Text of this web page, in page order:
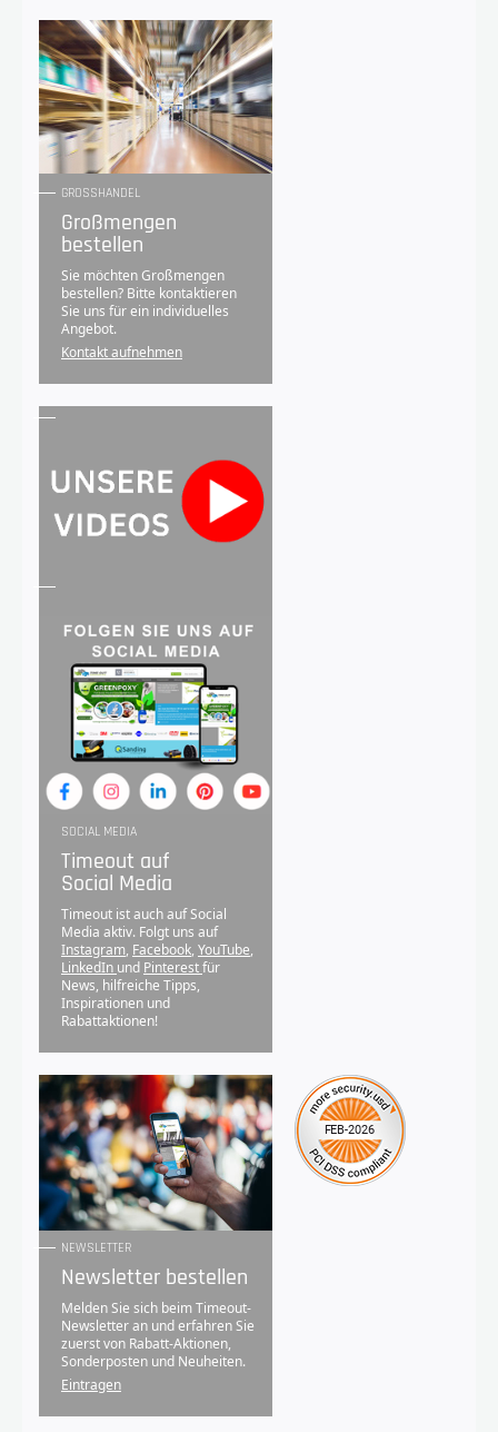
GROSSHANDEL
Großmengen
bestellen
Sie möchten Großmengen
bestellen? Bitte kontaktieren
Sie uns für ein individuelles
Angebot.
Kontakt aufnehmen
SOCIAL MEDIA
Timeout auf
Social Media
Timeout ist auch auf Social
Media aktiv. Folgt uns auf
Instagram, Facebook, YouTube,
LinkedIn und Pinterestfür
News, hilfreiche Tipps,
Inspirationen und
Rabattaktionen!
NEWSLETTER
Newsletter bestellen
Melden Sie sich beim Timeout-
Newsletter an und erfahren Sie
zuerst von Rabatt-Aktionen,
Sonderposten und Neuheiten.
Eintragen